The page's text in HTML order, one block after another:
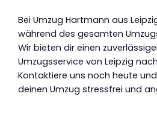
Bei Umzug Hartmann aus
während des gesamten
Wir bieten dir einen
Umzugsservice von Leipzig
Kontaktiere uns noch heute
deinen Umzug stressfrei und